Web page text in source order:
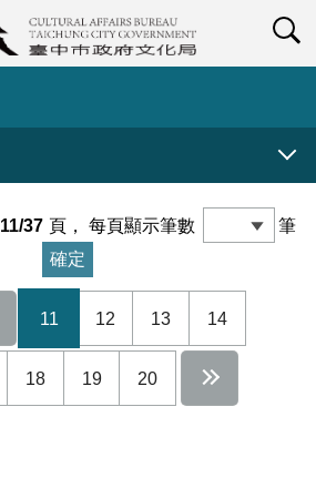
11/37 頁，每頁顯示筆數 筆
11 12 13 14
18 19 20